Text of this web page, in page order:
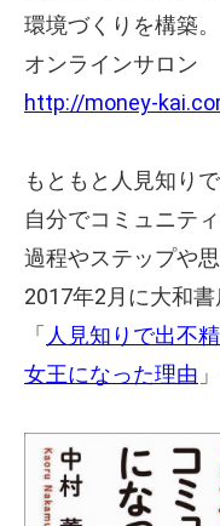
環境づくりを構築。
オンラインサロン
http://money-
もともと人見知り
自分でコミュニテ
過程やステップや
2017年2月に大和書
「 人見知りで出不
女王になった理由